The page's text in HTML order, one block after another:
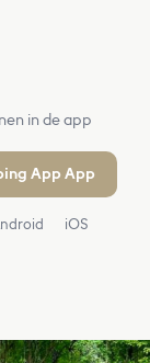
in de app
App App
iOS